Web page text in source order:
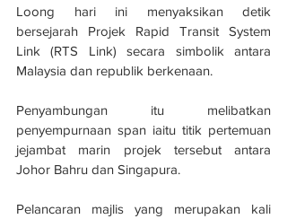
Loong hari ini menyaksikan detik
bersejarah Projek Rapid Transit System
Link (RTS Link) secara simbolik antara
Malaysia dan republik berkenaan.
Penyambungan itu melibatkan
penyempurnaan span iaitu titik pertemuan
jejambat marin projek tersebut antara
Johor Bahru dan Singapura.
Pelancaran majlis yang merupakan kali